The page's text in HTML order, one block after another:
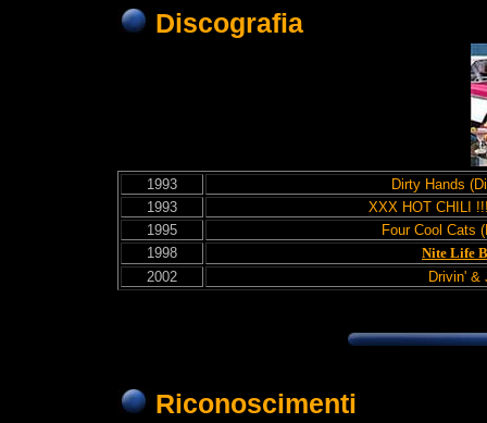
Discografia
1993
Dirty Hands
1993
XXX HOT CHILI
1995
Four Cool Cats
1998
Nite Life
2002
Drivin' &
Riconoscimenti